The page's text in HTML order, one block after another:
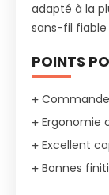
adapté à la
sans-fil
POINTS
Ergonomie
Excellent
Bonnes